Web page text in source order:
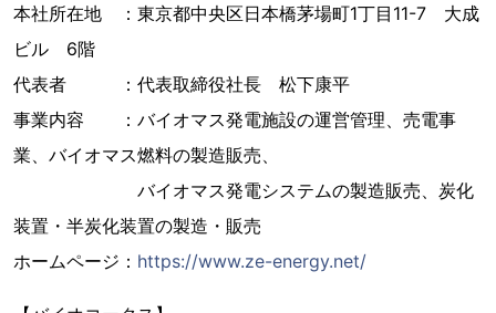
本社所在地 ：東京都中央区日本橋茅場町1丁目11-7 大成
ビル 6階
代表者 ：代表取締役社長 松下康平
事業内容 ：バイオマス発電施設の運営管理、売電事
業、バイオマス燃料の製造販売、
バイオマス発電システムの製造販売、炭化
装置・半炭化装置の製造・販売
ホームページ： https://www.ze-energy.net/